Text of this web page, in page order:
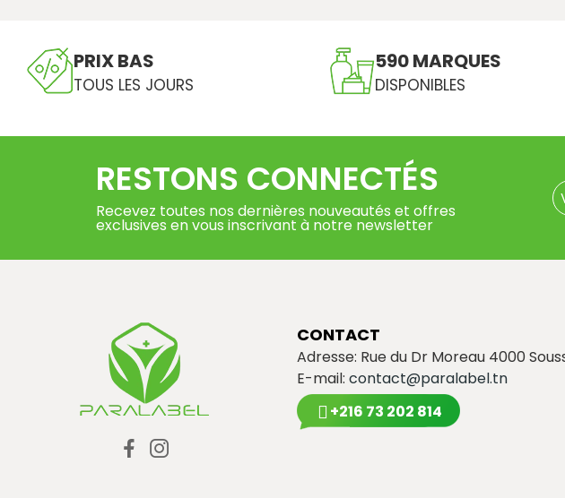
PRIX BAS
TOUS LES JOURS
590 MARQUES
DISPONIBLES
RESTONS CONNECTÉS
Recevez toutes nos dernières nouveautés et offres
exclusives en vous inscrivant à notre newsletter
CONTACT
Adresse: Rue du Dr Moreau 4000
E-mail: contact@paralabel.tn
+216 73 202 814